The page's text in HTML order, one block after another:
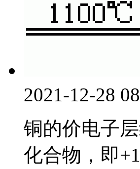
2021-12-28
铜的价电子
化合物，即